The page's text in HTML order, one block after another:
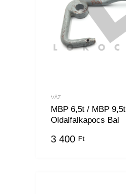
VÁZ
MBP 6,5t / MBP 9,5t
Oldalfalkapocs Bal
3 400 Ft